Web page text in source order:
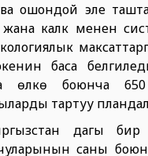
ошондой эле
жана калк менен
максаттарга
баса
өлкө боюнча
тартуу
дагы
саны